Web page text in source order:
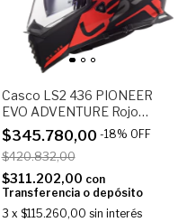
Casco LS2 436 PIONEER
EVO ADVENTURE Rojo
Negro
$345.780,00 -18% OFF
$420.832,00
$311.202,00 con
Transferencia o depósito
3 x $115.260,00 sin interés